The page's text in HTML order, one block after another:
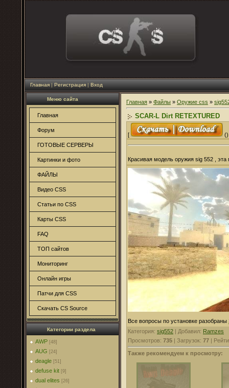
Главная | Регистрация | Вход
Меню сайта
Главная
Форум
ГОТОВЫЕ СЕРВЕРЫ
Картинки и фото
ФАЙЛЫ
Видео CSS
Статьи по CSS
Карты CSS
FAQ
ТОП сайтов
Мониторинг
Онлайн игры
Патчи для CSS
Скачать CS Source
Категории раздела
AWP [48]
AUG [24]
deagle [51]
defuse kit [9]
dual elites [26]
Главная » Файлы » Оружие css »
SCAR-L Dirt RETEXTURED
[
Красивая модель оружия sig 552 ,
Все вопросы по установке разобраны
Категория: sig552 | Добавил: Ramzes
Просмотров: 735 | Загрузок: 77 |
Также рекомендуем к просмотру: